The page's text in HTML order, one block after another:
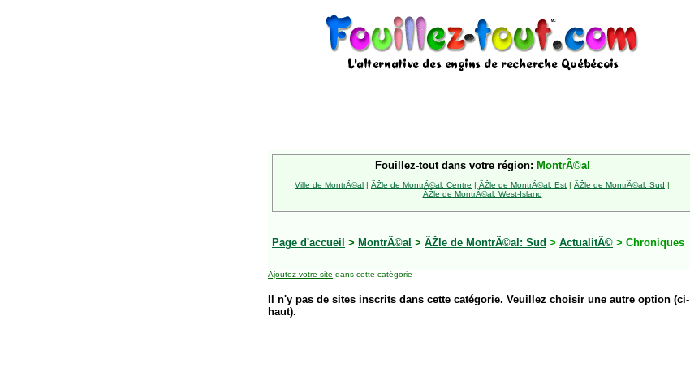
Fouillez-tout dans votre région: MontrÃ©al
Ville de MontrÃ©al | ÃŽle de MontrÃ©al: Centre | ÃŽle de MontrÃ©al: Est | ÃŽle de MontrÃ©al: Sud |
ÃŽle de MontrÃ©al: West-Island
Page d'accueil > MontrÃ©al > ÃŽle de MontrÃ©al: Sud > ActualitÃ© > Chroniques
Ajoutez votre site dans cette catégorie
Il n'y pas de sites inscrits dans cette catégorie. Veuillez choisir une autre option (ci-
haut).